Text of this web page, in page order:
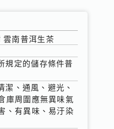
雲南普洱生茶
規定的儲存條件普
潔、通風、避光、
庫周圍應無異味氣
、有異味、易汙染